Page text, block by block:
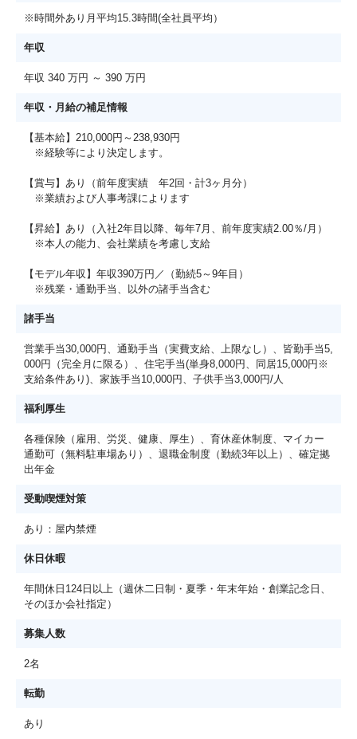
※時間外あり月平均15.3時間(全社員平均）
年収
年収 340 万円 ～ 390 万円
年収・月給の補足情報
【基本給】210,000円～238,930円
※経験等により決定します。
【賞与】あり（前年度実績 年2回・計3ヶ月分）
※業績および人事考課によります
【昇給】あり（入社2年目以降、毎年7月、前年度実績2.00％/月）
※本人の能力、会社業績を考慮し支給
【モデル年収】年収390万円／（勤続5～9年目）
※残業・通勤手当、以外の諸手当含む
諸手当
営業手当30,000円、通勤手当（実費支給、上限なし）、皆勤手当5,
000円（完全月に限る）、住宅手当(単身8,000円、同居15,000円※
支給条件あり)、家族手当10,000円、子供手当3,000円/人
福利厚生
各種保険（雇用、労災、健康、厚生）、育休産休制度、マイカー
通勤可（無料駐車場あり）、退職金制度（勤続3年以上）、確定拠
出年金
受動喫煙対策
あり：屋内禁煙
休日休暇
年間休日124日以上（週休二日制・夏季・年末年始・創業記念日、
そのほか会社指定）
募集人数
2名
転勤
あり